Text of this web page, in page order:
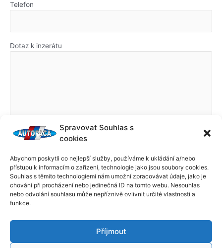
Spravovat Souhlas s
cookies
Abychom poskytli co nejlepší služby, používáme k ukládání a/nebo
přístupu k informacím o zařízení, technologie jako jsou soubory cookies.
Souhlas s těmito technologiemi nám umožní zpracovávat údaje, jako je
chování při procházení nebo jedinečná ID na tomto webu. Nesouhlas
nebo odvolání souhlasu může nepříznivě ovlivnit určité vlastnosti a
funkce.
Příjmout
Telefon
Dotaz k inzerátu